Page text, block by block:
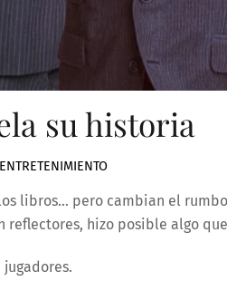
su historia
ENTRETENIMIENTO
libros… pero cambian el
reflectores, hizo posible algo